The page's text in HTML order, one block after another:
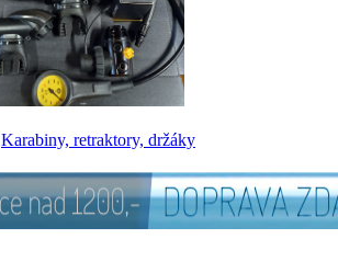
Karabiny, retraktory, držáky